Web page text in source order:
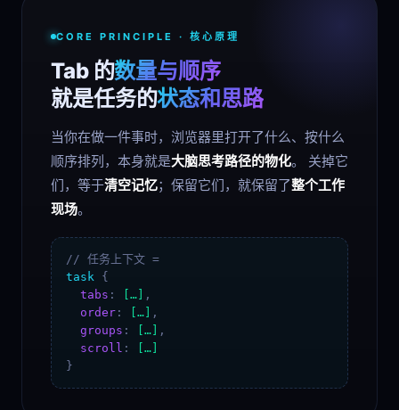
CORE PRINCIPLE · 核心原理
Tab 的数量与顺序
就是任务的状态和思路
当你在做一件事时，浏览器里打开了什么、按什么
顺序排列，本身就是大脑思考路径的物化。 关掉它
们，等于清空记忆；保留它们，就保留了整个工作
现场。
// 任务上下文 =
task {
tabs : […]
,
order : […]
,
groups : […]
,
scroll :
[…]
}